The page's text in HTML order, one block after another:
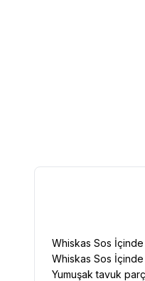
Whiskas Sos
Whiskas Sos
Yumuşak tavuk